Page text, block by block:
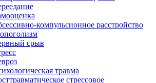
компульсионное расстройство
срыв
травма
стрессовое